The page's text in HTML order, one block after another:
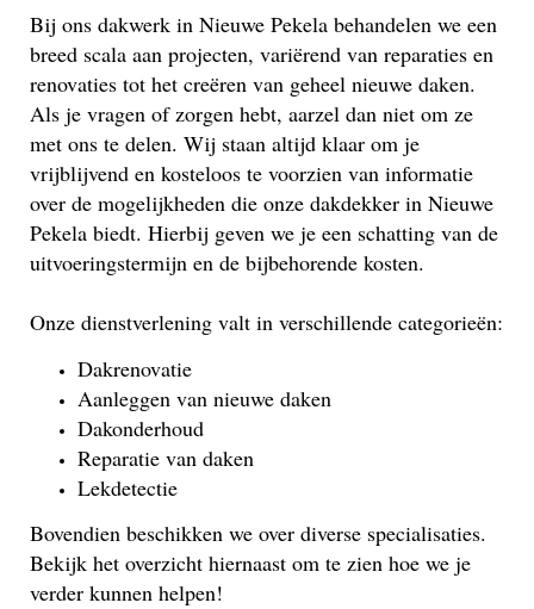
Bij ons dakwerk in Nieuwe Pekela behandelen we een
breed scala aan projecten, variërend van reparaties en
renovaties tot het creëren van geheel nieuwe daken.
Als je vragen of zorgen hebt, aarzel dan niet om ze
met ons te delen. Wij staan altijd klaar om je
vrijblijvend en kosteloos te voorzien van informatie
over de mogelijkheden die onze dakdekker in Nieuwe
Pekela biedt. Hierbij geven we je een schatting van de
uitvoeringstermijn en de bijbehorende kosten.
Onze dienstverlening valt in verschillende categorieën:
Dakrenovatie
Aanleggen van nieuwe daken
Dakonderhoud
Reparatie van daken
Lekdetectie
Bovendien beschikken we over diverse specialisaties.
Bekijk het overzicht hiernaast om te zien hoe we je
verder kunnen helpen!